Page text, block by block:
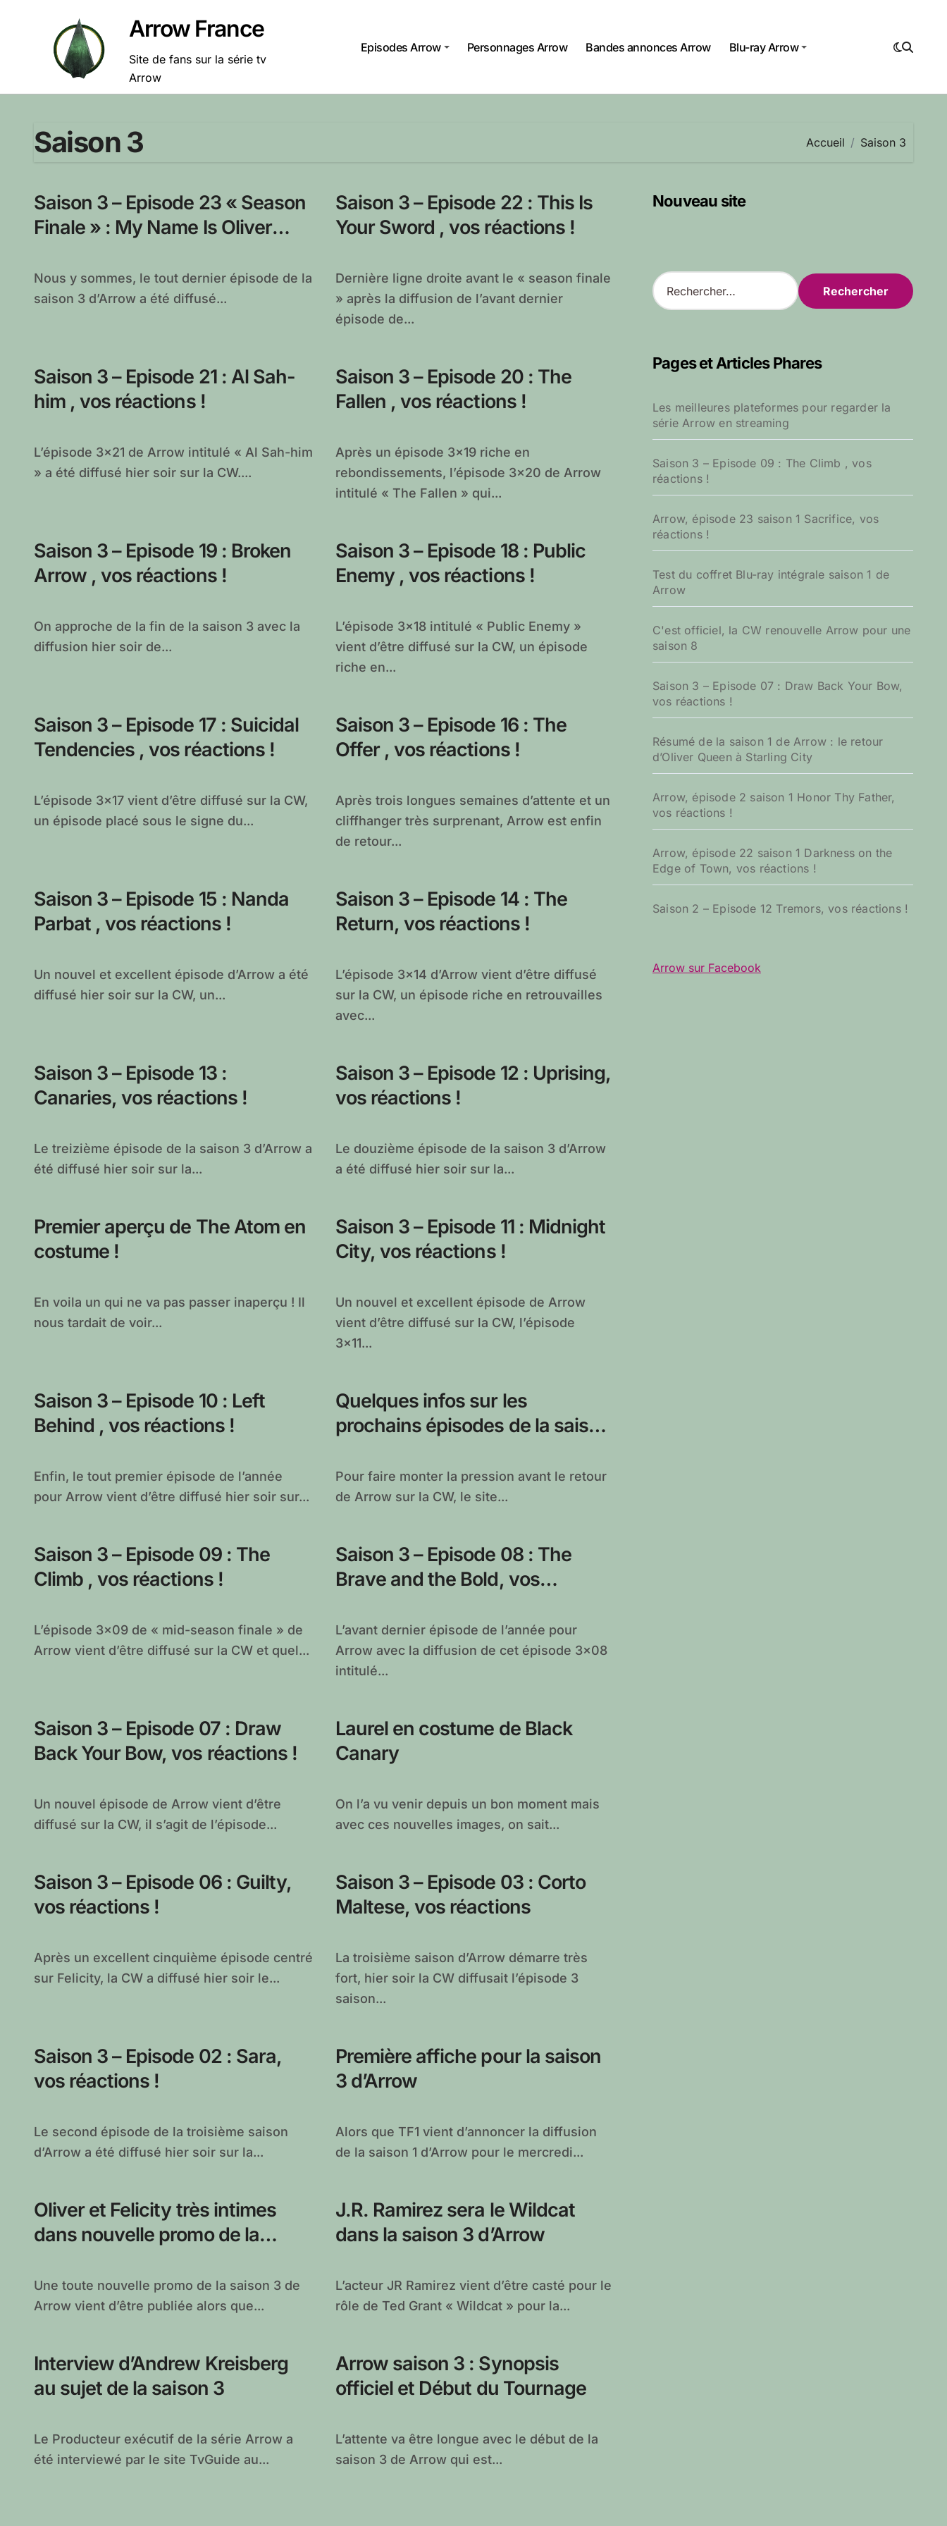
Arrow France
Site de fans sur la série tv
Arrow
Episodes Arrow Personnages Arrow Bandes annonces Arrow Blu-ray Arrow
Saison 3 Accueil Saison 3
Saison 3 – Episode 23 « Season
Finale » : My Name Is Oliver
Nous y sommes, le tout dernier épisode de la
saison 3 d’Arrow a été diffusé...
Saison 3 – Episode 22 : This Is
Your Sword , vos réactions !
Dernière ligne droite avant le « season finale
» après la diffusion de l’avant dernier
épisode de...
Saison 3 – Episode 21 : Al Sah-
him , vos réactions !
L’épisode 3×21 de Arrow intitulé « Al Sah-him
» a été diffusé hier soir sur la CW....
Saison 3 – Episode 20 : The
Fallen , vos réactions !
Après un épisode 3×19 riche en
rebondissements, l’épisode 3×20 de Arrow
intitulé « The Fallen » qui...
Saison 3 – Episode 19 : Broken
Arrow , vos réactions !
On approche de la fin de la saison 3 avec la
diffusion hier soir de...
Saison 3 – Episode 18 : Public
Enemy , vos réactions !
L’épisode 3×18 intitulé « Public Enemy »
vient d’être diffusé sur la CW, un épisode
riche en...
Saison 3 – Episode 17 : Suicidal
Tendencies , vos réactions !
L’épisode 3×17 vient d’être diffusé sur la CW,
un épisode placé sous le signe du...
Saison 3 – Episode 16 : The
Offer , vos réactions !
Après trois longues semaines d’attente et un
cliffhanger très surprenant, Arrow est enfin
de retour...
Saison 3 – Episode 15 : Nanda
Parbat , vos réactions !
Un nouvel et excellent épisode d’Arrow a été
diffusé hier soir sur la CW, un...
Saison 3 – Episode 14 : The
Return, vos réactions !
L’épisode 3×14 d’Arrow vient d’être diffusé
sur la CW, un épisode riche en retrouvailles
avec...
Saison 3 – Episode 13 :
Canaries, vos réactions !
Le treizième épisode de la saison 3 d’Arrow a
été diffusé hier soir sur la...
Saison 3 – Episode 12 : Uprising,
vos réactions !
Le douzième épisode de la saison 3 d’Arrow
a été diffusé hier soir sur la...
Premier aperçu de The Atom en
costume !
En voila un qui ne va pas passer inaperçu ! Il
nous tardait de voir...
Saison 3 – Episode 11 : Midnight
City, vos réactions !
Un nouvel et excellent épisode de Arrow
vient d’être diffusé sur la CW, l’épisode
3×11...
Saison 3 – Episode 10 : Left
Behind , vos réactions !
Enfin, le tout premier épisode de l’année
pour Arrow vient d’être diffusé hier soir sur...
Quelques infos sur les
prochains épisodes de la saison
Pour faire monter la pression avant le retour
de Arrow sur la CW, le site...
Saison 3 – Episode 09 : The
Climb , vos réactions !
L’épisode 3×09 de « mid-season finale » de
Arrow vient d’être diffusé sur la CW et quel...
Saison 3 – Episode 08 : The
Brave and the Bold, vos
L’avant dernier épisode de l’année pour
Arrow avec la diffusion de cet épisode 3×08
intitulé...
Saison 3 – Episode 07 : Draw
Back Your Bow, vos réactions !
Un nouvel épisode de Arrow vient d’être
diffusé sur la CW, il s’agit de l’épisode...
Laurel en costume de Black
Canary
On l’a vu venir depuis un bon moment mais
avec ces nouvelles images, on sait...
Saison 3 – Episode 06 : Guilty,
vos réactions !
Après un excellent cinquième épisode centré
sur Felicity, la CW a diffusé hier soir le...
Saison 3 – Episode 03 : Corto
Maltese, vos réactions
La troisième saison d’Arrow démarre très
fort, hier soir la CW diffusait l’épisode 3
saison...
Saison 3 – Episode 02 : Sara,
vos réactions !
Le second épisode de la troisième saison
d’Arrow a été diffusé hier soir sur la...
Première affiche pour la saison
3 d’Arrow
Alors que TF1 vient d’annoncer la diffusion
de la saison 1 d’Arrow pour le mercredi...
Oliver et Felicity très intimes
dans nouvelle promo de la
Une toute nouvelle promo de la saison 3 de
Arrow vient d’être publiée alors que...
J.R. Ramirez sera le Wildcat
dans la saison 3 d’Arrow
L’acteur JR Ramirez vient d’être casté pour le
rôle de Ted Grant « Wildcat » pour la...
Interview d’Andrew Kreisberg
au sujet de la saison 3
Le Producteur exécutif de la série Arrow a
été interviewé par le site TvGuide au...
Arrow saison 3 : Synopsis
officiel et Début du Tournage
L’attente va être longue avec le début de la
saison 3 de Arrow qui est...
Nouveau site
R
e
r
c
e
r
Pages et Articles Phares
Les meilleures plateformes pour regarder la
série Arrow en streaming
Saison 3 – Episode 09 : The Climb , vos
réactions !
Arrow, épisode 23 saison 1 Sacrifice, vos
réactions !
Test du coffret Blu-ray intégrale saison 1 de
Arrow
C'est officiel, la CW renouvelle Arrow pour une
saison 8
Saison 3 – Episode 07 : Draw Back Your Bow,
vos réactions !
Résumé de la saison 1 de Arrow : le retour
d’Oliver Queen à Starling City
Arrow, épisode 2 saison 1 Honor Thy Father,
vos réactions !
Arrow, épisode 22 saison 1 Darkness on the
Edge of Town, vos réactions !
Saison 2 – Episode 12 Tremors, vos réactions !
Arrow sur Facebook